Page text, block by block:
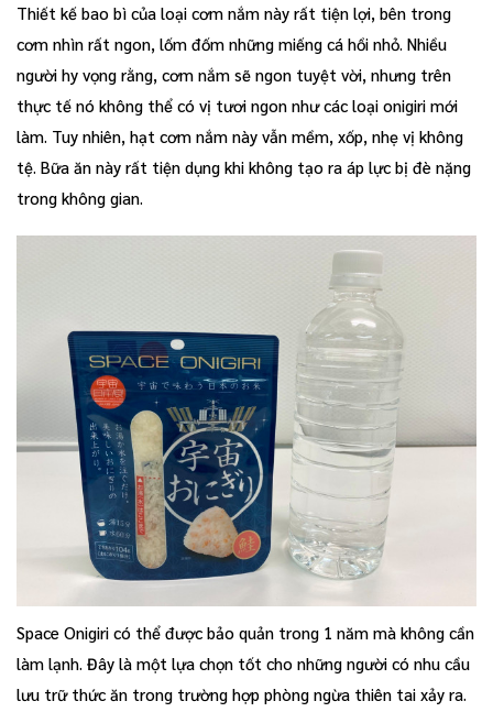
Thiết kế bao bì của loại cơm nắm này rất tiện lợi, bên trong
cơm nhìn rất ngon, lốm đốm những miếng cá hồi nhỏ. Nhiều
người hy vọng rằng, cơm nắm sẽ ngon tuyệt vời, nhưng trên
thực tế nó không thể có vị tươi ngon như các loại onigiri mới
làm. Tuy nhiên, hạt cơm nắm này vẫn mềm, xốp, nhẹ vị không
tệ. Bữa ăn này rất tiện dụng khi không tạo ra áp lực bị đè nặng
trong không gian.
Space Onigiri có thể được bảo quản trong 1 năm mà không cần
làm lạnh. Đây là một lựa chọn tốt cho những người có nhu cầu
lưu trữ thức ăn trong trường hợp phòng ngừa thiên tai xảy ra.